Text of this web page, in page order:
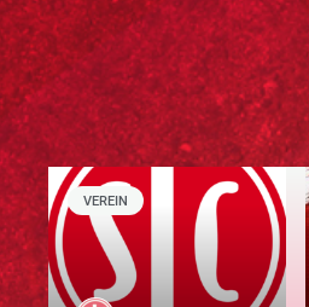
VEREIN